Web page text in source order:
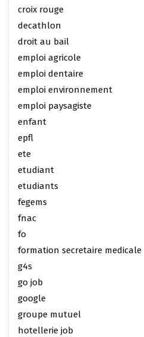
croix rouge
decathlon
droit au bail
emploi agricole
emploi dentaire
emploi environnement
emploi paysagiste
enfant
epfl
ete
etudiant
etudiants
fegems
fnac
fo
formation secretaire medicale
g4s
go job
google
groupe mutuel
hotellerie job